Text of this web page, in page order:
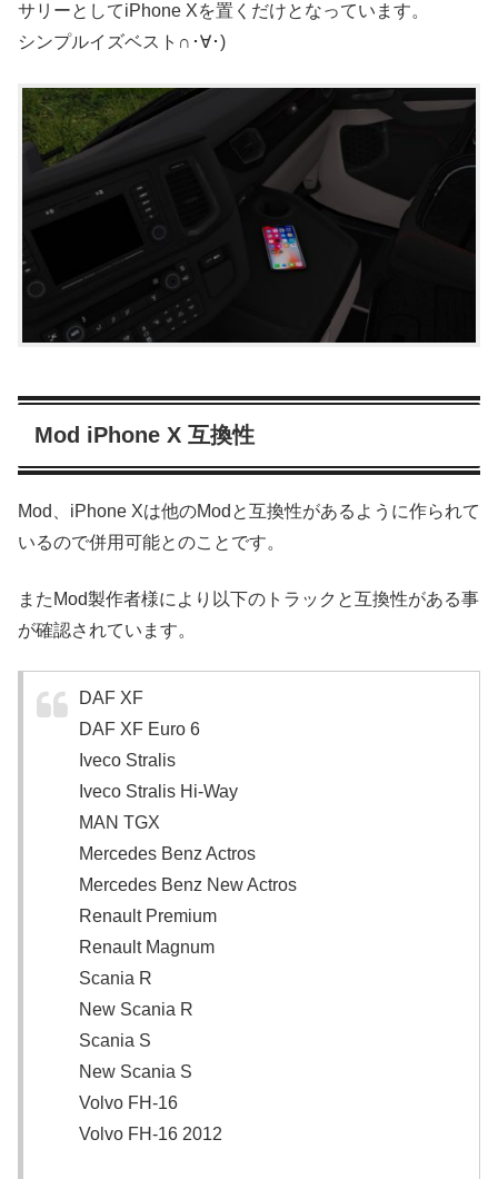
サリーとしてiPhone Xを置くだけとなっています。
シンプルイズベスト∩･∀･)
Mod iPhone X 互換性
Mod、iPhone Xは他のModと互換性があるように作られて
いるので併用可能とのことです。
またMod製作者様により以下のトラックと互換性がある事
が確認されています。
DAF XF
DAF XF Euro 6
Iveco Stralis
Iveco Stralis Hi-Way
MAN TGX
Mercedes Benz Actros
Mercedes Benz New Actros
Renault Premium
Renault Magnum
Scania R
New Scania R
Scania S
New Scania S
Volvo FH-16
Volvo FH-16 2012